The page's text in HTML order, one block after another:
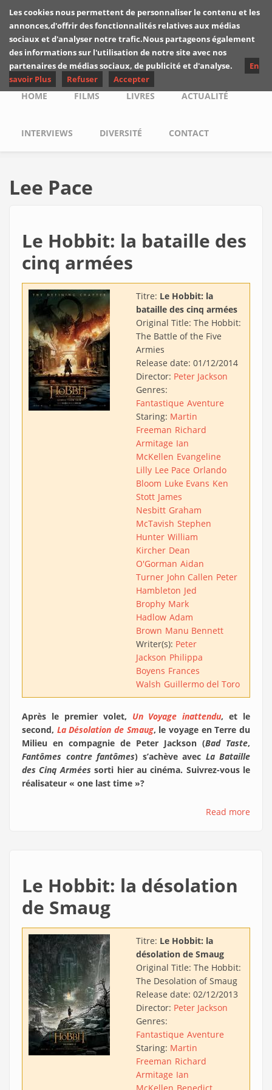
Skip to main content
Les critiques de
Yuyine
Main menu
HOME FILMS LIVRES ACTUALITÉ
INTERVIEWS DIVERSITÉ CONTACT
Lee Pace
Le Hobbit: la bataille des
cinq armées
Titre: Le Hobbit: la
bataille des cinq armées
Original Title: The Hobbit:
The Battle of the Five
Armies
Release date: 01/12/2014
Director: Peter Jackson
Genres:
Fantastique Aventure
Staring: Martin
Freeman Richard
Armitage Ian
McKellen Evangeline
Lilly Lee Pace Orlando
Bloom Luke Evans Ken
Stott James
Nesbitt Graham
McTavish Stephen
Hunter William
Kircher Dean
O'Gorman Aidan
Turner John Callen Peter
Hambleton Jed
Brophy Mark
Hadlow Adam
Brown Manu Bennett
Writer(s): Peter
Jackson Philippa
Boyens Frances
Walsh Guillermo del Toro
Après le premier volet, Un Voyage inattendu, et le
second, La Désolation de Smaug, le voyage en Terre du
Milieu en compagnie de Peter Jackson (Bad Taste,
Fantômes contre fantômes) s’achève avec La Bataille
des Cinq Armées sorti hier au cinéma. Suivrez-vous le
réalisateur « one last time »?
Read more
Le Hobbit: la désolation
de Smaug
Titre: Le Hobbit: la
désolation de Smaug
Original Title: The Hobbit:
The Desolation of Smaug
Release date: 02/12/2013
Director: Peter Jackson
Genres:
Fantastique Aventure
Staring: Martin
Freeman Richard
Armitage Ian
Les cookies nous permettent de personnaliser le contenu et les
annonces,d'offrir des fonctionnalités relatives aux médias
sociaux et d'analyser notre trafic.Nous partageons également
des informations sur l'utilisation de notre site avec nos
partenaires de médias sociaux, de publicité et d'analyse.
En
savoir Plus
Refuser Accepter